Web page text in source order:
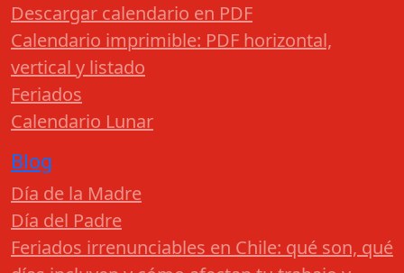
Descargar calendario en PDF
Calendario imprimible: PDF horizontal,
vertical y listado
Feriados
Calendario Lunar
Blog
Día de la Madre
Día del Padre
Feriados irrenunciables en Chile: qué son, qué